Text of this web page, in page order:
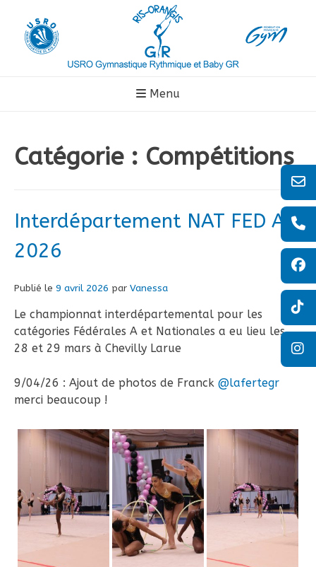
contenu
Menu
Catégorie : Compétitions
Interdépartement NAT FED A
2026
Publié le 9 avril 2026 par Vanessa
Le championnat interdépartemental pour les
catégories Fédérales A et Nationales a eu lieu les
28 et 29 mars à Chevilly Larue
9/04/26 : Ajout de photos de Franck @lafertegr
merci beaucoup !